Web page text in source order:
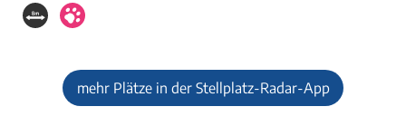
mehr Plätze in der Stellplatz-Radar-App